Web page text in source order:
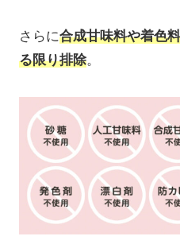
さらに合成甘味料や着色
る限り排除。